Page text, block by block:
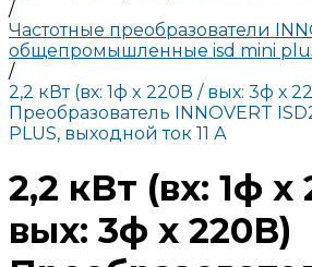
/
Частотные преобразователи
общепромышленные isd mini
/
2,2 кВт (вх: 1ф x 220В / вых: 3ф х
Преобразователь INNOVERT
PLUS, выходной ток 11 А
2,2 кВт (вх: 1ф x
вых: 3ф х 220В)